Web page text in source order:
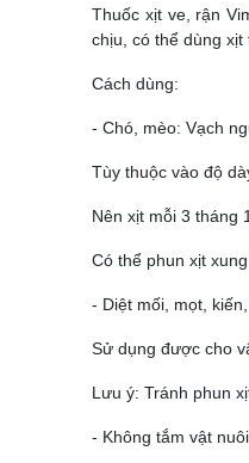
Thuốc xịt ve, rận
chịu, có thể dùng
Cách dùng:
- Chó, mèo: Vạch
Tùy thuộc vào độ
Nên xịt mỗi 3 tháng
Có thể phun xịt
- Diệt mối, mọt,
Sử dụng được cho
Lưu ý: Tránh phun
- Không tắm vật